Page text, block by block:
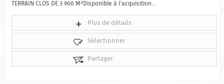
TERRAIN CLOS DE 3 900 M²Disponible à l'acquisition...
Plus de détails
Sélectionner
Partager